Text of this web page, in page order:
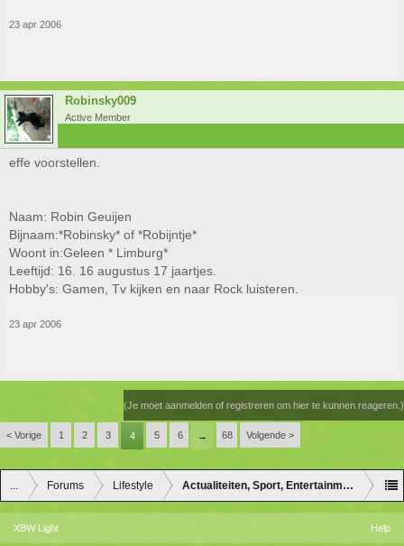
23 apr 2006
Robinsky009
Active Member
effe voorstellen.
Naam: Robin Geuijen
Bijnaam:*Robinsky* of *Robijntje*
Woont in:Geleen * Limburg*
Leeftijd: 16. 16 augustus 17 jaartjes.
Hobby's: Gamen, Tv kijken en naar Rock luisteren.
23 apr 2006
(Je moet aanmelden of registreren om hier te kunnen reageren.)
< Vorige 1 2 3 4 5 6 → 68 Volgende >
... Forums Lifestyle Actualiteiten, Sport, Entertainment en
XBW Light Help